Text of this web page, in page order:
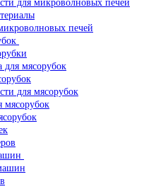
для микроволновых печей
печей
для мясорубок
для мясорубок
мясорубок